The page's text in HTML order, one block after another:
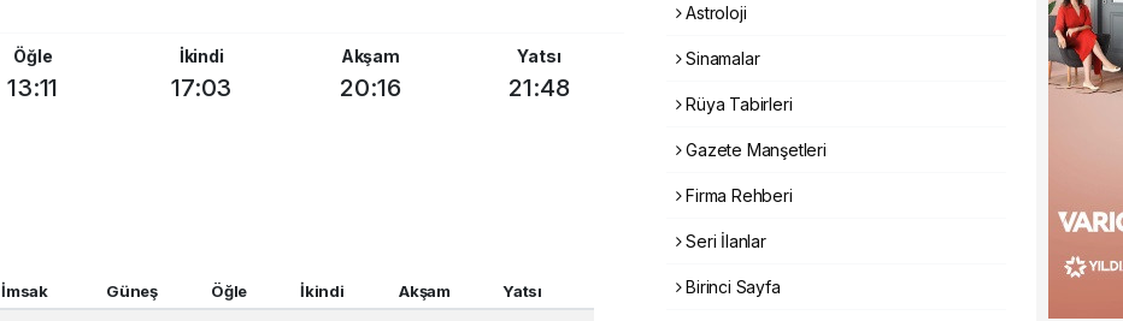
Öğle
13:11
İkindi
17:03
Akşam
20:16
Yatsı
21:48
İmsak Güneş Öğle İkindi Akşam Yatsı
Astroloji
Sinamalar
Rüya Tabirleri
Gazete Manşetleri
Firma Rehberi
Seri İlanlar
Birinci Sayfa